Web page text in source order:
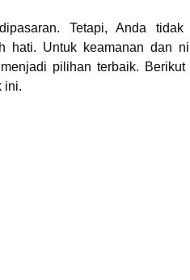
Tetapi, Anda tidak
hati. Untuk keamanan dan
pilihan terbaik. Berikut
ini.